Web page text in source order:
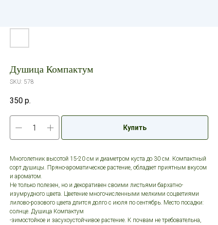
Душица Компактум
SKU: 578
350 р.
Купить
Многолетник высотой 15-20 см и диаметром куста до 30 см. Компактный
сорт душицы. Пряно-ароматическое растение, обладает приятным вкусом
и ароматом.
Не только полезен, но и декоративен своими листьями бархатно-
изумрудного цвета. Цветение многочисленными мелкими соцветиями
лилово-розового цвета длится долго с июля по сентябрь. Место посадки:
солнце. Душица Компактум
-зимостойкое и засухоустойчивое растение. К почвам не требовательна,